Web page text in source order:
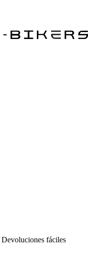
Devoluciones fáciles